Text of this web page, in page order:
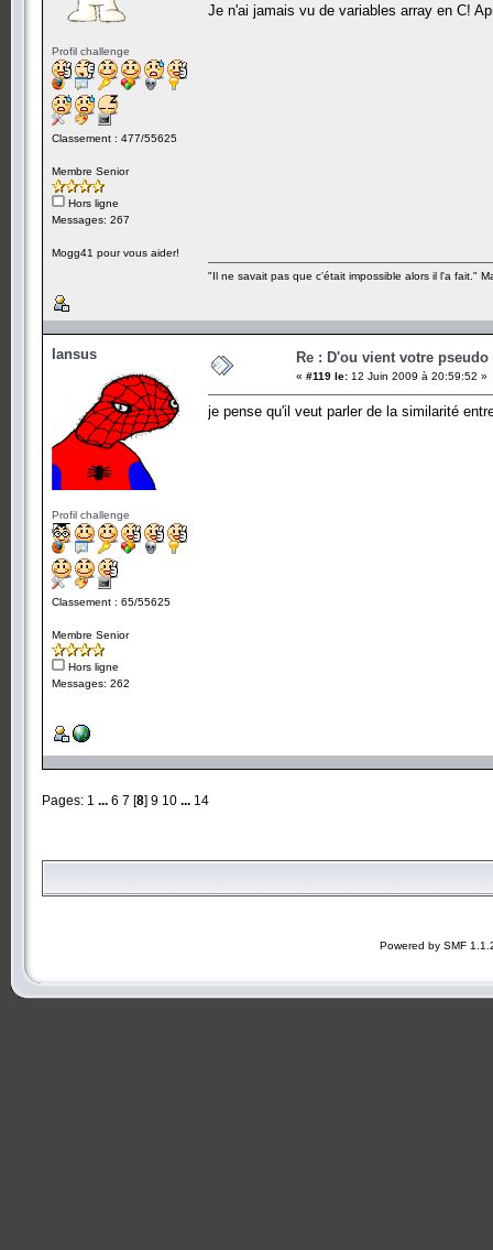
Profil challenge
Classement : 477/55625
Membre Senior
Hors ligne
Messages: 267
Mogg41 pour vous aider!
Je n'ai jamais vu de variables array en C!
"Il ne savait pas que c'était impossible alors il l'a fait."
Iansus
Profil challenge
Classement : 65/55625
Membre Senior
Hors ligne
Messages: 262
Re : D'ou vient votre pseudo
« #119 le: 12 Juin 2009 à 20:59:52 »
je pense qu'il veut parler de la similarité
Pages: 1 ... 6 7 [8] 9 10 ... 14
Powered by SMF